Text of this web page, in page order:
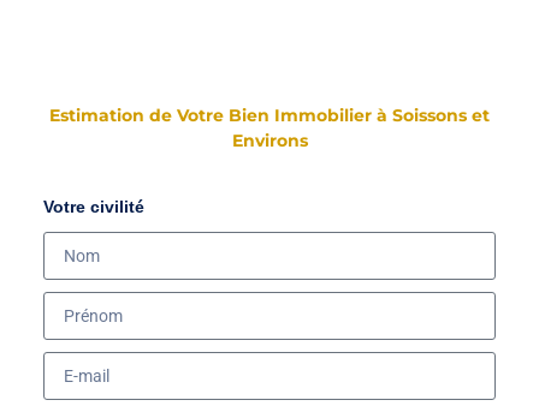
Estimation de Votre Bien Immobilier à Soissons et
Environs
Votre civilité